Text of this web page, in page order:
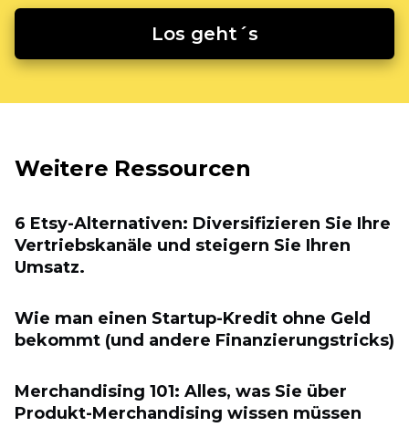
Los geht´s
Weitere Ressourcen
6 Etsy-Alternativen: Diversifizieren Sie Ihre
Vertriebskanäle und steigern Sie Ihren
Umsatz.
Wie man einen Startup-Kredit ohne Geld
bekommt (und andere Finanzierungstricks)
Merchandising 101: Alles, was Sie über
Produkt-Merchandising wissen müssen